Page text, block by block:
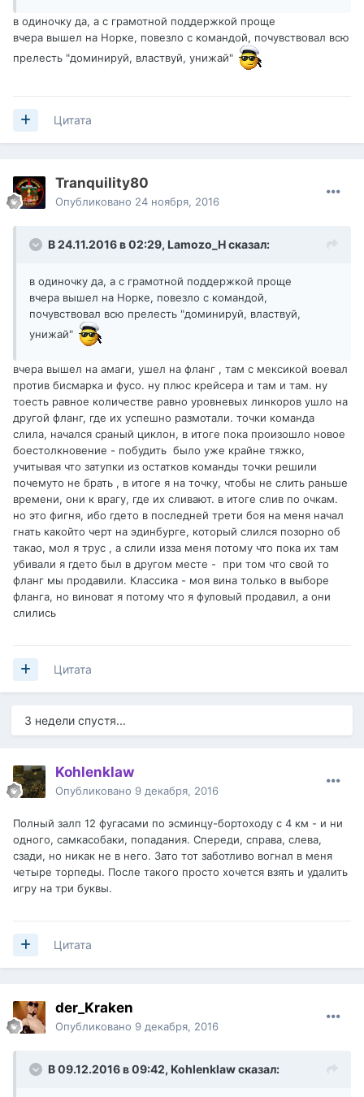
в одиночку да, а с грамотной поддержкой проще
вчера вышел на Норке, повезло с командой, почувствовал всю
прелесть "доминируй, властвуй, унижай"
Цитата
Tranquility80
Опубликовано 24 ноября, 2016
В 24.11.2016 в 02:29, Lamozo_Hсказал:
в одиночку да, а с грамотной поддержкой проще
вчера вышел на Норке, повезло с командой,
почувствовал всю прелесть "доминируй, властвуй,
унижай"
вчера вышел на амаги, ушел на фланг , там с мексикой воевал
против бисмарка и фусо. ну плюс крейсера и там и там. ну
тоесть равное количестве равно уровневых линкоров ушло на
другой фланг, где их успешно размотали. точки команда
слила, начался сраный циклон, в итоге пока произошло новое
боестолкновение - побудить было уже крайне тяжко,
учитывая что затупки из остатков команды точки решили
почемуто не брать , в итоге я на точку, чтобы не слить раньше
времени, они к врагу, где их сливают. в итоге слив по очкам.
но это фигня, ибо гдето в последней трети боя на меня начал
гнать какойто черт на эдинбурге, который слился позорно об
такао, мол я трус , а слили изза меня потому что пока их там
убивали я гдето был в другом месте - при том что свой то
фланг мы продавили. Классика - моя вина только в выборе
фланга, но виноват я потому что я фуловый продавил, а они
слились
Цитата
3 недели спустя...
Kohlenklaw
Опубликовано 9 декабря, 2016
Полный залп 12 фугасами по эсминцу-бортоходу с 4 км - и ни
одного, самкасобаки, попадания. Спереди, справа, слева,
сзади, но никак не в него. Зато тот заботливо вогнал в меня
четыре торпеды. После такого просто хочется взять и удалить
игру на три буквы.
Цитата
der_Kraken
Опубликовано 9 декабря, 2016
В 09.12.2016 в 09:42, Kohlenklawсказал: